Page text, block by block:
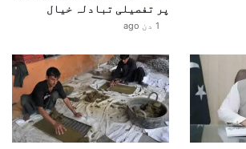
پر تفصیلی تبادلہ خیال
1 دن ago